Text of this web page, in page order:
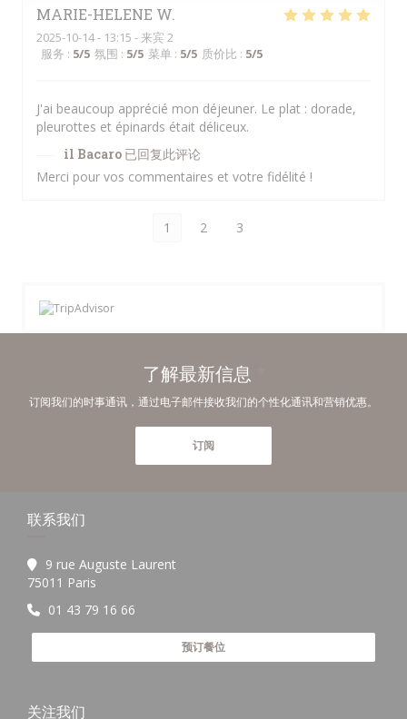
MARIE-HELENE W
2025-10-14- 13:15 - 来宾 2
服务 : 5/5 氛围 : 5/5 菜单 : 5/5 质价比 : 5/5
J'ai beaucoup apprécié mon déjeuner. Le plat : dorade,
pleurottes et épinards était déliceux.
il Bacaro 已回复此评论
Merci pour vos commentaires et votre fidélité !
1 2 3
了解最新信息
订阅我们的时事通讯，通过电子邮件接收我们的个性化通讯和营销优惠。
订阅
联系我们
9 rue Auguste Laurent
75011 Paris
01 43 79 16 66
预订餐位
关注我们